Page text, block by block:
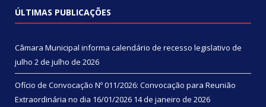
ÚLTIMAS PUBLICAÇÕES
Câmara Municipal informa calendário de recesso legislativo de
julho 2 de julho de 2026
Ofício de Convocação Nº 011/2026: Convocação para Reunião
Extraordinária no dia 16/01/2026 14 de janeiro de 2026